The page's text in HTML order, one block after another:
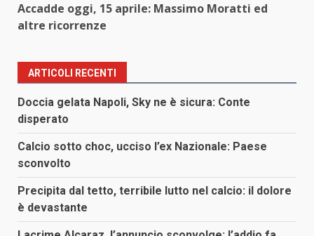
Accadde oggi, 15 aprile: Massimo Moratti ed
altre ricorrenze
ARTICOLI RECENTI
Doccia gelata Napoli, Sky ne è sicura: Conte
disperato
Calcio sotto choc, ucciso l’ex Nazionale: Paese
sconvolto
Precipita dal tetto, terribile lutto nel calcio: il dolore
è devastante